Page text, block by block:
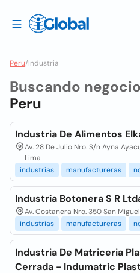
Peru/Industria
Buscando
Peru
Industria De Alimentos
Av. 28 De Julio Nro. S/n Ayna
Lima
industrias
manufactureras
Industria Botonera S R
Av. Costanera Nro. 350 San
industrias
manufactureras
Industria De Matriceria
Cerrada - Indumatric